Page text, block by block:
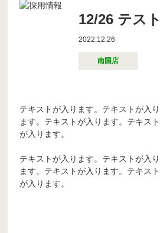
12/26 テス
2022.12.26
南国店
テキストが入ります。テキストが入
ます。テキストが入ります。テキス
が入ります。
テキストが入ります。テキストが入
ます。テキストが入ります。テキス
が入ります。